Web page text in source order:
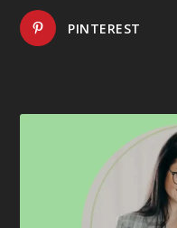
PINTEREST